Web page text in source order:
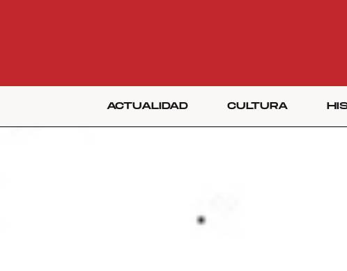
ACTUALIDAD CULTURA